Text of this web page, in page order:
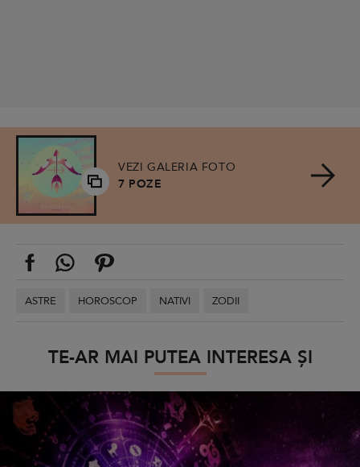
VEZI GALERIA FOTO
7 POZE
ASTRE HOROSCOP NATIVI ZODII
TE-AR MAI PUTEA INTERESA ȘI